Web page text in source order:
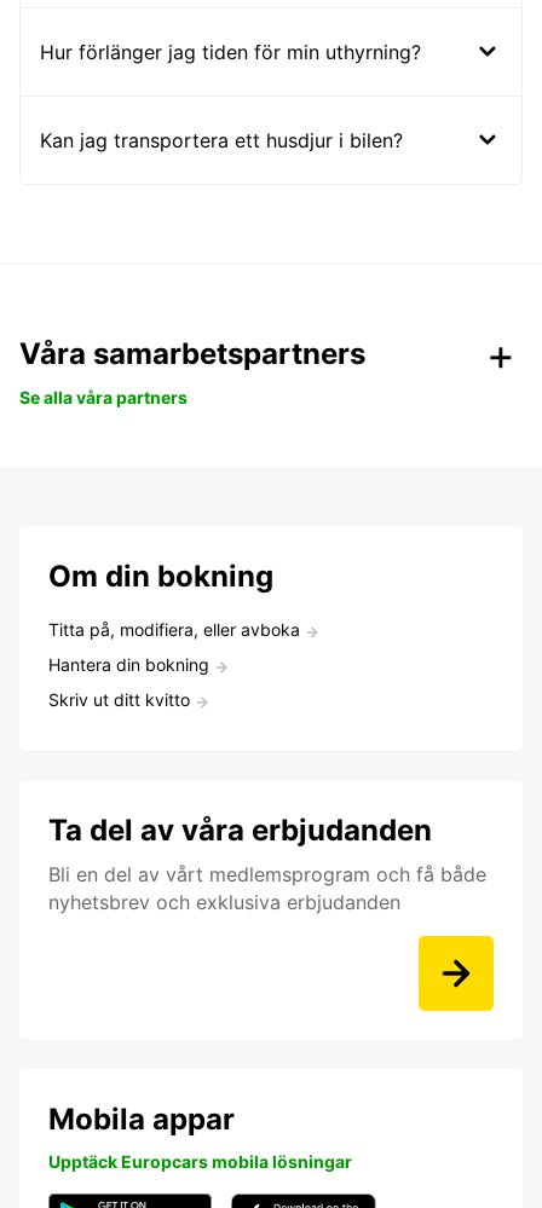
Hur förlänger jag tiden för min uthyrning?
Kan jag transportera ett husdjur i bilen?
Våra samarbetspartners
Se alla våra partners
Om din bokning
Titta på, modifiera, eller avboka
Hantera din bokning
Skriv ut ditt kvitto
Ta del av våra erbjudanden
Bli en del av vårt medlemsprogram och få både
nyhetsbrev och exklusiva erbjudanden
Mobila appar
Upptäck Europcars mobila lösningar